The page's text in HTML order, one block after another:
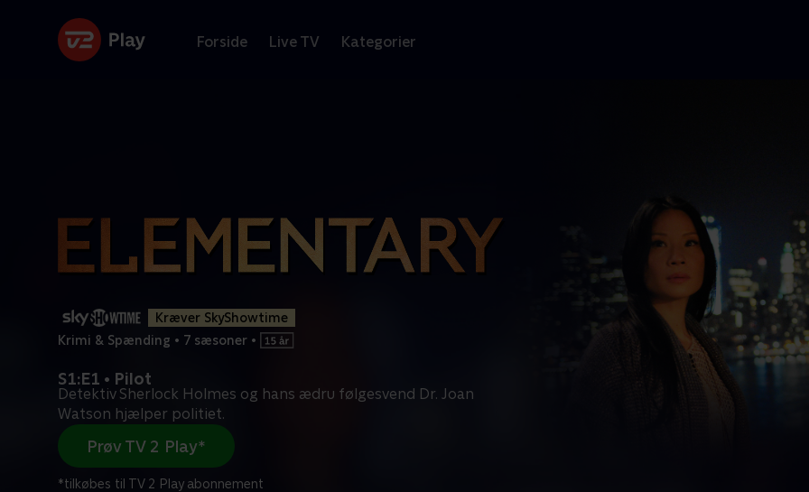
Forside Live TV Kategorier
Kræver SkyShowtime
Krimi & Spænding • 7 sæsoner •
S1:E1 • Pilot
Detektiv Sherlock Holmes og hans ædru følgesvend Dr. Joan
Watson hjælper politiet.
Prøv TV 2 Play*
*tilkøbes til TV 2 Play abonnement